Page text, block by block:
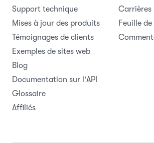
Support technique
Mises à jour des produits
Témoignages de clients
Exemples de sites web
Blog
Documentation sur l'API
Glossaire
Affiliés
Carrières
Feuille